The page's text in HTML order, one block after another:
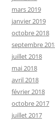
mars 2019
janvier 2019
octobre 2018
septembre
juillet 2018
mai 2018
avril 2018
février 2018
octobre 2017
juillet 2017